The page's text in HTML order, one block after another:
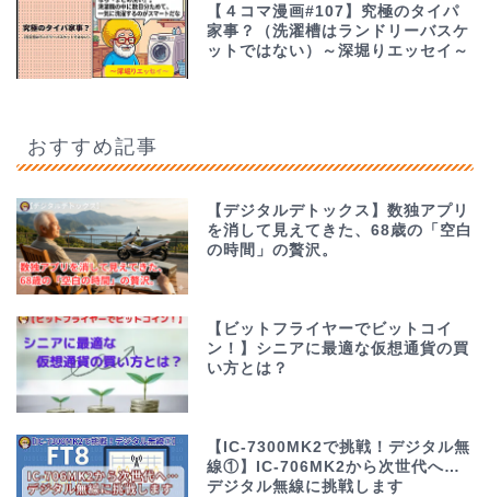
【４コマ漫画#107】究極のタイパ
家事？（洗濯槽はランドリーバスケ
ットではない）～深堀りエッセイ～
おすすめ記事
【デジタルデトックス】数独アプリ
を消して見えてきた、68歳の「空白
の時間」の贅沢。
【ビットフライヤーでビットコイ
ン！】シニアに最適な仮想通貨の買
い方とは？
【IC-7300MK2で挑戦！デジタル無
線①】IC-706MK2から次世代へ…
デジタル無線に挑戦します